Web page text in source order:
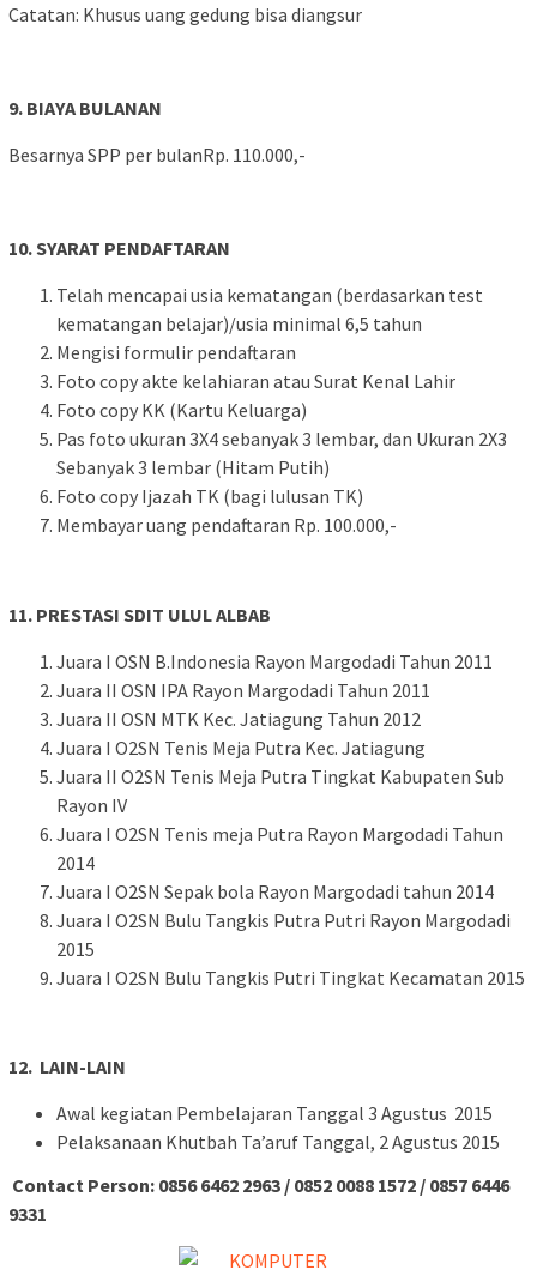
Catatan: Khusus uang gedung bisa diangsur
9. BIAYA BULANAN
Besarnya SPP per bulanRp. 110.000,-
10. SYARAT PENDAFTARAN
Telah mencapai usia kematangan (berdasarkan test
kematangan belajar)/usia minimal 6,5 tahun
Mengisi formulir pendaftaran
Foto copy akte kelahiaran atau Surat Kenal Lahir
Foto copy KK (Kartu Keluarga)
Pas foto ukuran 3X4 sebanyak 3 lembar, dan Ukuran 2X3
Sebanyak 3 lembar (Hitam Putih)
Foto copy Ijazah TK (bagi lulusan TK)
Membayar uang pendaftaran Rp. 100.000,-
11. PRESTASI SDIT ULUL ALBAB
Juara I OSN B.Indonesia Rayon Margodadi Tahun 2011
Juara II OSN IPA Rayon Margodadi Tahun 2011
Juara II OSN MTK Kec. Jatiagung Tahun 2012
Juara I O2SN Tenis Meja Putra Kec. Jatiagung
Juara II O2SN Tenis Meja Putra Tingkat Kabupaten Sub
Rayon IV
Juara I O2SN Tenis meja Putra Rayon Margodadi Tahun
2014
Juara I O2SN Sepak bola Rayon Margodadi tahun 2014
Juara I O2SN Bulu Tangkis Putra Putri Rayon Margodadi
2015
Juara I O2SN Bulu Tangkis Putri Tingkat Kecamatan 2015
12. LAIN-LAIN
Awal kegiatan Pembelajaran Tanggal 3 Agustus 2015
Pelaksanaan Khutbah Ta’aruf Tanggal, 2 Agustus 2015
Contact Person: 0856 6462 2963 / 0852 0088 1572 / 0857 6446
9331